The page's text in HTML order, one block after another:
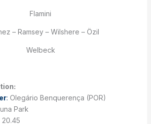
Flamini
– Ramsey – Wilshere – Özil
Welbeck
: Olegário Benquerença (POR)
Park
20.45